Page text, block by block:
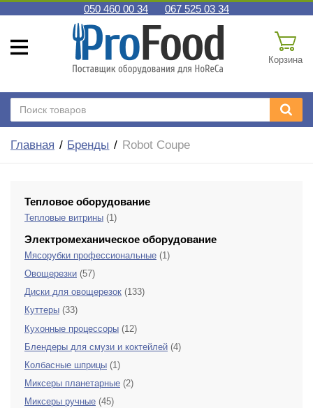
050 460 00 34 067 525 03 34
Корзина
Главная Бренды Robot Coupe
Тепловое оборудование
Тепловые витрины (1)
Электромеханическое оборудование
Мясорубки профессиональные (1)
Овощерезки (57)
Диски для овощерезок (133)
Куттеры (33)
Кухонные процессоры (12)
Блендеры для смузи и коктейлей (4)
Колбасные шприцы (1)
Миксеры планетарные (2)
Миксеры ручные (45)